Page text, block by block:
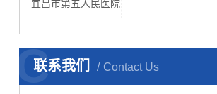
宜昌市第五人民医院
联系我们 Contact Us
C